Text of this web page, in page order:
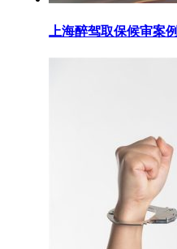
上海醉驾取保候审案例